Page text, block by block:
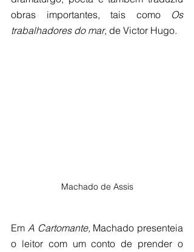
obras importantes, tais como Os
trabalhadores do mar, de Victor Hugo.
Machado de Assis
Em A Cartomante, Machado presenteia
o leitor com um conto de prender o